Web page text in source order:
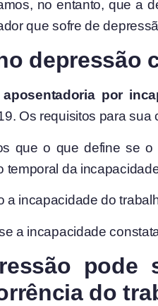
no entanto, que a
que sofre de
depressão
aposentadoria por
Os requisitos para
que o que define se o
temporal da
a incapacidade do
a incapacidade
pode
do